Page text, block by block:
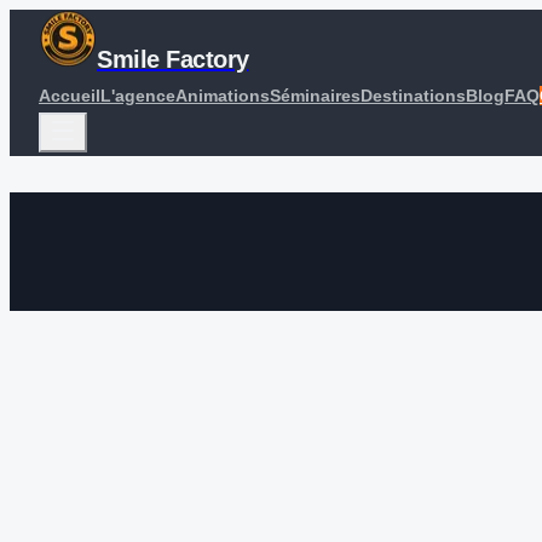
Smile Factory
AccueilL'agenceAnimationsSéminairesDestinationsBlogFAQ